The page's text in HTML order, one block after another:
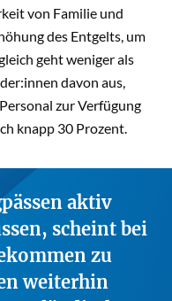
von Familie und
des Entgelts, um
geht weniger als
davon aus,
zur Verfügung
knapp 30 Prozent.
aktiv
scheint bei
zu
weiterhin